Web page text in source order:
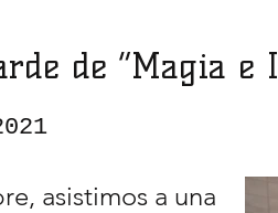
de “Magia e
asistimos a una